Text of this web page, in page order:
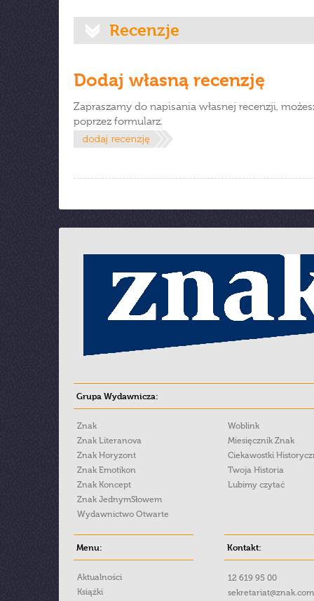
Recenzje
Dodaj własną recenzję
Zapraszamy do napisania własnej recenzji,
poprzez formularz.
Grupa Wydawnicza:
Znak
Znak Literanova
Znak Horyzont
Znak Emotikon
Znak Koncept
Znak JednymSłowem
Wydawnictwo Otwarte
Woblink
Miesięcznik Znak
Ciekawostki
Twoja Historia
Lubimy czytać
Menu:
Aktualności
Książki
Kontakt:
12 619 95 00